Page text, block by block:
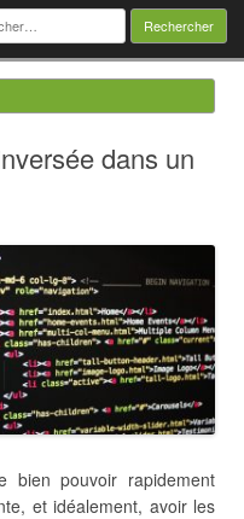
:
dans un
bien pouvoir rapidement
et idéalement, avoir les